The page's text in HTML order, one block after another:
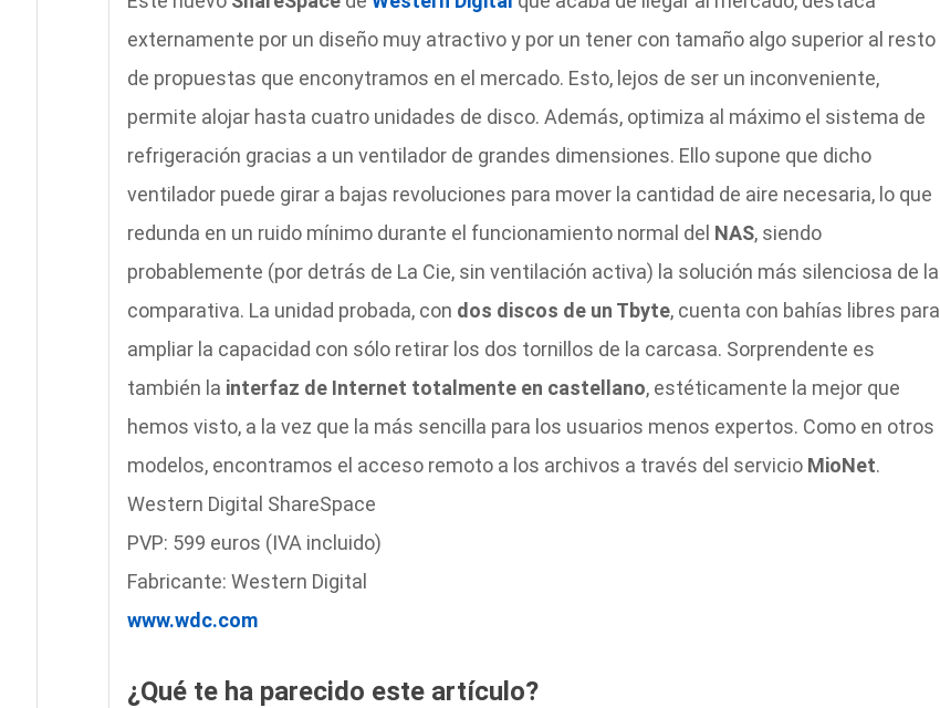
externamente por un diseño muy atractivo y por un tener con tamaño algo superior al resto
de propuestas que enconytramos en el mercado. Esto, lejos de ser un inconveniente,
permite alojar hasta cuatro unidades de disco. Además, optimiza al máximo el sistema de
refrigeración gracias a un ventilador de grandes dimensiones. Ello supone que dicho
ventilador puede girar a bajas revoluciones para mover la cantidad de aire necesaria, lo que
redunda en un ruido mínimo durante el funcionamiento normal del NAS, siendo
probablemente (por detrás de La Cie, sin ventilación activa) la solución más silenciosa de la
comparativa. La unidad probada, con dos discos de un Tbyte, cuenta con bahías libres para
ampliar la capacidad con sólo retirar los dos tornillos de la carcasa. Sorprendente es
también la interfaz de Internet totalmente en castellano, estéticamente la mejor que
hemos visto, a la vez que la más sencilla para los usuarios menos expertos. Como en otros
modelos, encontramos el acceso remoto a los archivos a través del servicio MioNet.
Western Digital ShareSpace
PVP: 599 euros (IVA incluido)
Fabricante: Western Digital
www.wdc.com
¿Qué te ha parecido este artículo?